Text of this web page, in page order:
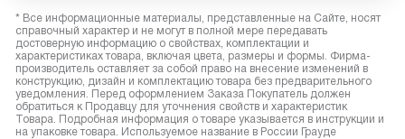
* Все информационные материалы, представленные на Сайте, носят
справочный характер и не могут в полной мере передавать
достоверную информацию о свойствах, комплектации и
характеристиках товара, включая цвета, размеры и формы. Фирма-
производитель оставляет за собой право на внесение изменений в
конструкцию, дизайн и комплектацию товара без предварительного
уведомления. Перед оформлением Заказа Покупатель должен
обратиться к Продавцу для уточнения свойств и характеристик
Товара. Подробная информация о товаре указывается в инструкции и
на упаковке товара. Используемое название в России Грауде